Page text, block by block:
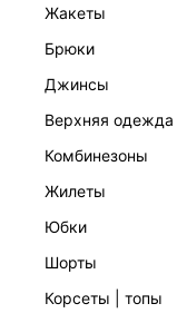
жакеты
брюки
джинсы
верхняя одежда
комбинезоны
жилеты
юбки
шорты
корсеты | топы